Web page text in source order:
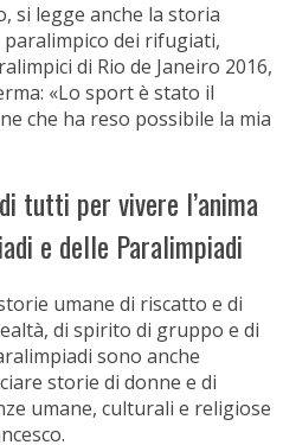
si legge anche la storia
paralimpico dei rifugiati,
di Rio de Janeiro 2016,
«Lo sport è stato il
che ha reso possibile la mia
tutti per vivere l’anima
e delle Paralimpiadi
umane di riscatto e di
di spirito di gruppo e di
sono anche
storie di donne e di
umane, culturali e religiose